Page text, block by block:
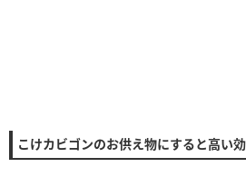
こけカビゴンのお供え物にすると高い